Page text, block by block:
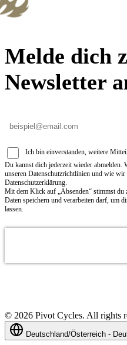
Melde dich
Newsletter
Ich bin einverstanden, weitere
Du kannst dich jederzeit wieder abmelden.
unseren Datenschutzrichtlinien und wie
Datenschutzerklärung.
Mit dem Klick auf „Absenden“ stimmst du
Daten speichern und verarbeiten darf, um
lassen.
© 2026 Pivot Cycles. All rights
Deutschland/Österreich -